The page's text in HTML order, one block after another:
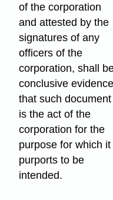
of the corporation
and attested by the
signatures of any
officers of the
corporation, shall
conclusive evidence
that such document
is the act of the
corporation for the
purpose for which it
purports to be
intended.